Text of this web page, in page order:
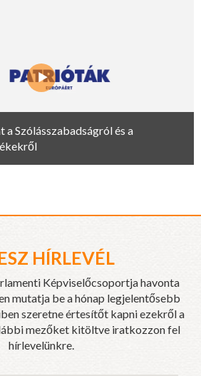
Szólásszabadságról és a
HÍRLEVÉL
Képviselőcsoportja havonta
mutatja be a hónap legjelentősebb
szeretne értesítőt kapni ezekről a
mezőket kitöltve iratkozzon fel
hírlevelünkre.